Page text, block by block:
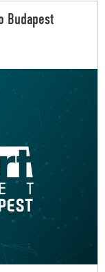
Budapest